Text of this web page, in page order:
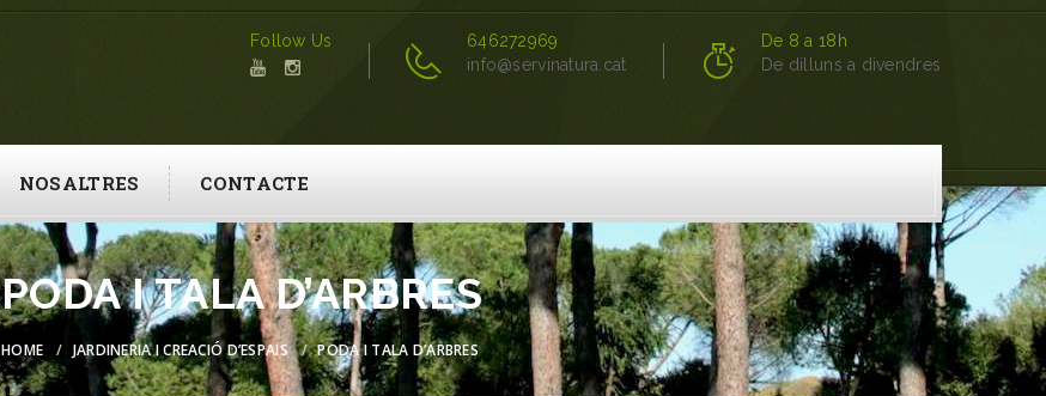
Follow Us
646272969
info@servinatura.cat
De 8 a 18h
De dilluns a divendres
NOSALTRES CONTACTE
PODA I TALA D’ARBRES
HOME JARDINERIA I CREACIÓ D’ESPAIS PODA I TALA D’ARBRES